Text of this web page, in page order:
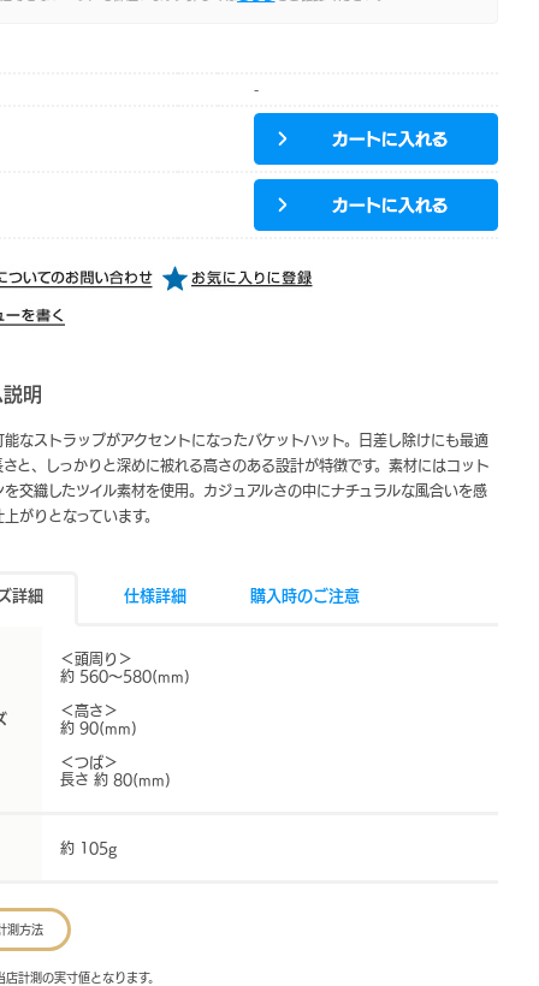
-
説明
能なストラップがアクセントになったバケットハット。日差し除けにも最適
さと、しっかりと深めに被れる高さのある設計が特徴です。素材にはコット
を交織したツイル素材を使用。カジュアルさの中にナチュラルな風合いを感
がりとなっています。
詳細 仕様詳細 購入時のご注意
＜頭周り＞
約 560～580(mm)
＜高さ＞
約 90(mm)
＜つば＞
長さ 約 80(mm)
約 105g
測方法
計測の実寸値となります。